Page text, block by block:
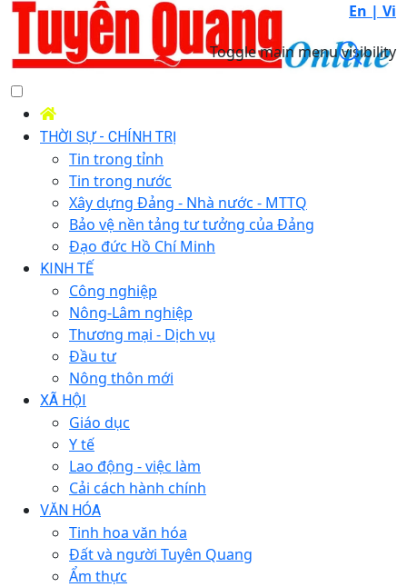
En | Vi
Toggle main menu visibility
THỜI SỰ - CHÍNH TRỊ
Tin trong tỉnh
Tin trong nước
Xây dựng Đảng - Nhà nước - MTTQ
Bảo vệ nền tảng tư tưởng của Đảng
Đạo đức Hồ Chí Minh
KINH TẾ
Công nghiệp
Nông-Lâm nghiệp
Thương mại - Dịch vụ
Đầu tư
Nông thôn mới
XÃ HỘI
Giáo dục
Y tế
Lao động - việc làm
Cải cách hành chính
VĂN HÓA
Tinh hoa văn hóa
Đất và người Tuyên Quang
Ẩm thực